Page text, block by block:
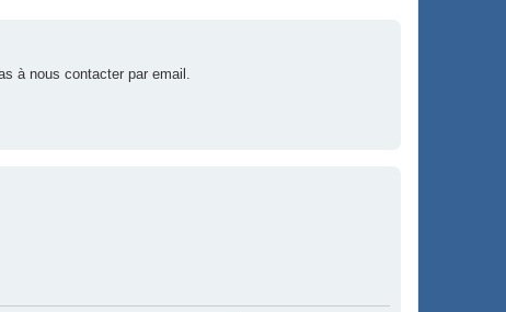
à nous contacter par email.